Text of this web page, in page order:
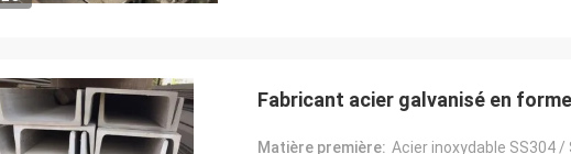
Fabricant acier galvanisé en
Matière première: Acier inoxydable SS304 /